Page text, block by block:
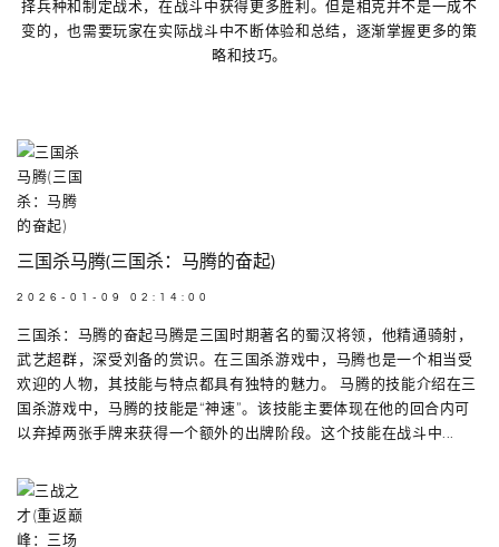
择兵种和制定战术，在战斗中获得更多胜利。但是相克并不是一成不
变的，也需要玩家在实际战斗中不断体验和总结，逐渐掌握更多的策
略和技巧。
三国杀马腾(三国杀：马腾的奋起)
2026-01-09 02:14:00
三国杀：马腾的奋起马腾是三国时期著名的蜀汉将领，他精通骑射，
武艺超群，深受刘备的赏识。在三国杀游戏中，马腾也是一个相当受
欢迎的人物，其技能与特点都具有独特的魅力。 马腾的技能介绍在三
国杀游戏中，马腾的技能是“神速”。该技能主要体现在他的回合内可
以弃掉两张手牌来获得一个额外的出牌阶段。这个技能在战斗中...